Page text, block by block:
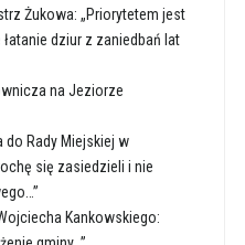
Żukowa: „Priorytetem jest
dziur z zaniedbań lat
na Jeziorze
do Rady Miejskiej w
się zasiedzieli i nie
Kankowskiego: